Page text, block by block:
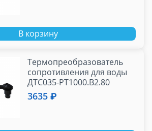
В корзину
Термопреобразователь
сопротивления для воды
ДТС035-РТ1000.В2.80
(L=80мм, PT1000, с
подвижным штуцеро
3635 ₽